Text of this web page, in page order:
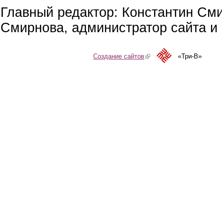
Главный редактор: Константин
Смирнова, администратор сайта
Создание сайтов(link is external)«Три-В»